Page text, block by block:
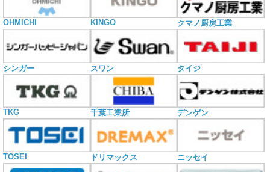
OHMICHI KINGO クマノ厨房工業
シンガー スワン タイジ
TKG 千葉工業所 デンゲン
TOSEI ドリマックス ニッセイ